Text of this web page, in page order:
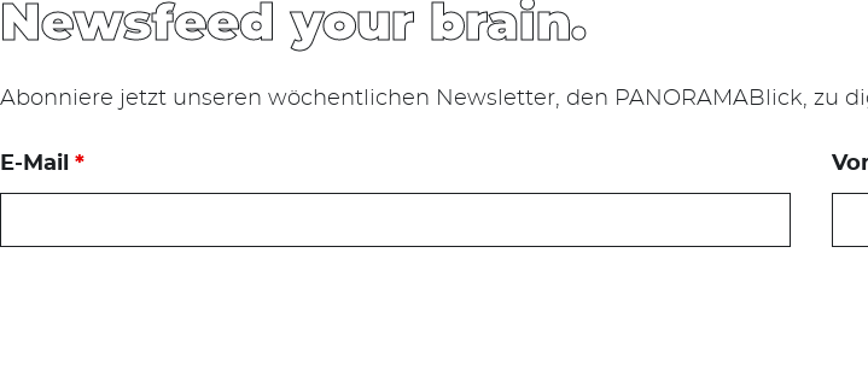
Newsfeed your brain.
Abonniere jetzt unseren wöchentlichen Newsletter, den PANORAMABlick, zu
E-Mail *